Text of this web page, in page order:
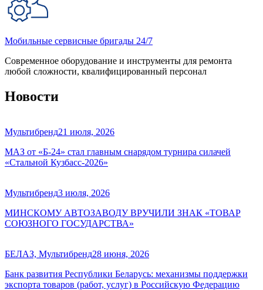
Мобильные сервисные бригады 24/7
Современное оборудование и инструменты для ремонта
любой сложности, квалифицированный персонал
Новости
Мультибренд21 июля, 2026
МАЗ от «Б-24» стал главным снарядом турнира силачей
«Стальной Кузбасс-2026»
Мультибренд3 июля, 2026
МИНСКОМУ АВТОЗАВОДУ ВРУЧИЛИ ЗНАК «ТОВАР
СОЮЗНОГО ГОСУДАРСТВА»
БЕЛАЗ, Мультибренд28 июня, 2026
Банк развития Республики Беларусь: механизмы поддержки
экспорта товаров (работ, услуг) в Российскую Федерацию